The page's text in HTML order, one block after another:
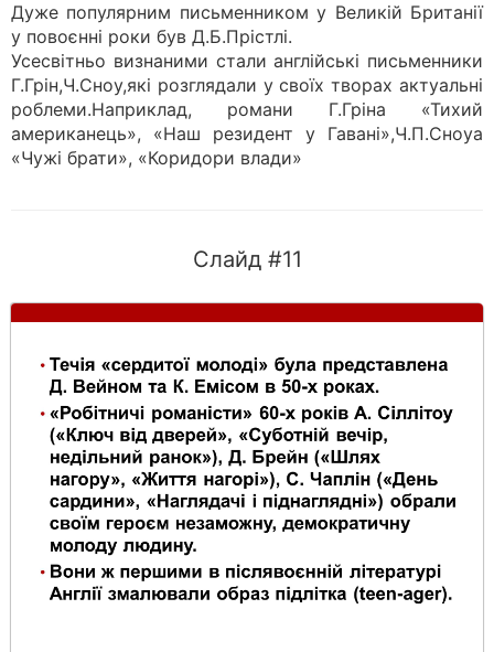
Дуже популярним письменником у Великій Британії
у повоєнні роки був Д.Б.Прістлі.
Усесвітньо визнаними стали англійські письменники
Г.Грін,Ч.Сноу,які розглядали у своїх творах актуальні
роблеми.Наприклад, романи Г.Гріна «Тихий
американець», «Наш резидент у Гавані»,Ч.П.Сноуа
«Чужі брати», «Коридори влади»
Слайд #11